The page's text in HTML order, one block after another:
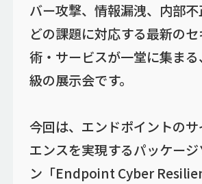
バー攻撃、情報漏洩、内部
どの課題に対応する最新の
術・サービスが一堂に集ま
級の展示会です。
今回は、エンドポイントのサ
エンスを実現するパッケージ
ン「Endpoint Cyber